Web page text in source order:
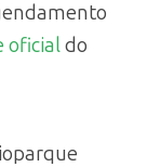
oficialdo